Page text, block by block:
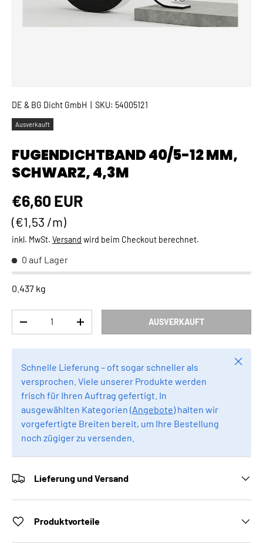
DE & BG Dicht GmbH SKU: 54005121
Ausverkauft
FUGENDICHTBAND 40/5-12 MM,
SCHWARZ, 4,3M
Normaler Preis
€6,60 EUR
Grundpreis
€1,53 /m
inkl. MwSt. Versand wird beim Checkout berechnet.
0 auf Lager
0.437 kg
MENGE VERRINGERNMENGE ERHÖHEN AUSVERKAUFT
Schnelle Lieferung – oft sogar schneller als
versprochen. Viele unserer Produkte werden
frisch für Ihren Auftrag gefertigt. In
ausgewählten Kategorien (Angebote) halten wir
vorgefertigte Breiten bereit, um Ihre Bestellung
noch zügiger zu versenden.
Lieferung und Versand
Produktvorteile